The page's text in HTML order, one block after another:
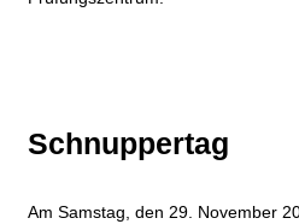
Schnuppertag
Am Samstag, den 29. November